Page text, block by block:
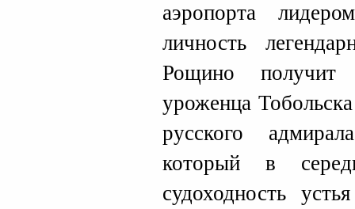
аэропорта
личность
Рощино получит
уроженца
русского
который в
судоходность